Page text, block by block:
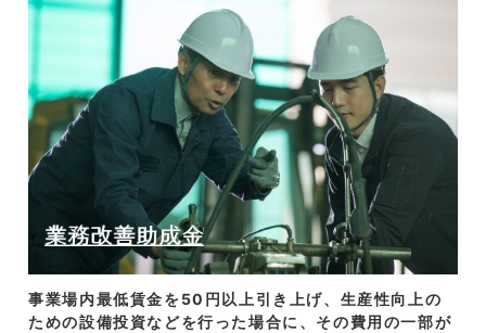
事業場内最低賃金を50円以上引き上げ、生産性向上の
ための設備投資などを行った場合に、その費用の一部が